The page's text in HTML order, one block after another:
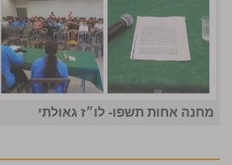
מחנה אחות תשפו- לו״ז גאולתי